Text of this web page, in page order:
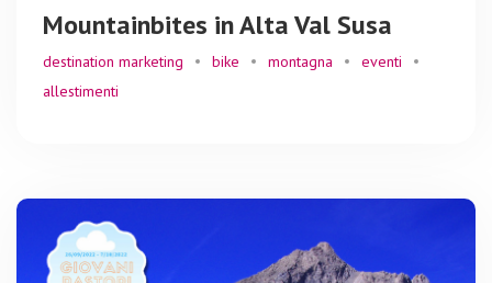
Mountainbites in Alta Val Susa
destination marketing bike montagna
eventi
allestimenti